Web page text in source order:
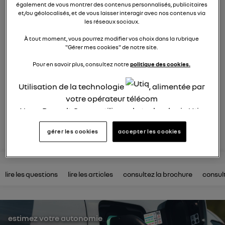
électrique
872membres
électrise son époque
posez une question
rejoignez
lire les questions lire les articles consultez la brochure
estimez votre autonomie
également de vous montrer des contenus personnalisés, publicitaires
et/ou géolocalisés, et de vous laisser interagir avec nos contenus via
les réseaux sociaux.
À tout moment, vous pourrez modifier vos choix dans la rubrique
"Gérer mes cookies" de notre site.
Pour en savoir plus, consultez notrepolitique des cookies.
Utilisation de la technologie
, alimentée par
votre opérateur télécom
Nous, Renault Group, utilisons la technologie Utiq
pour nos activités digitales (telles que décrites
dans cette notice de consentement) et liées à
utilisez une connexion internet fournie parun
opérateur télécom participant
et que vous
protection de vos données personnelles en vous
offrant choix et contrôle.
gérer les cookies accepter les cookies